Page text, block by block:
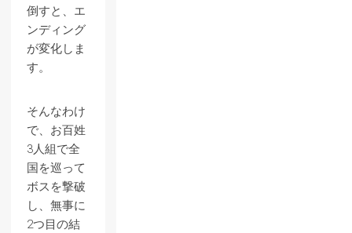
倒すと、エ
ンディング
が変化しま
す。
そんなわけ
で、お百姓
3人組で全
国を巡って
ボスを撃破
し、無事に
2つ目の結